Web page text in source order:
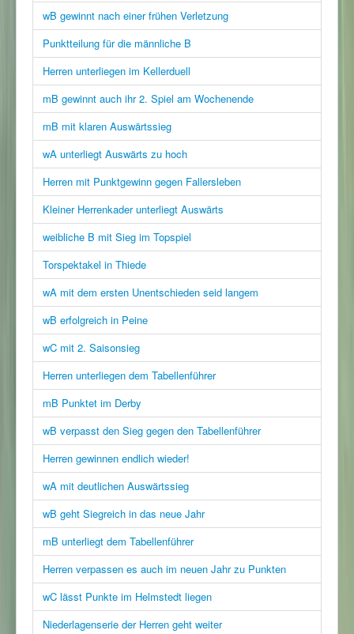
wB gewinnt nach einer frühen Verletzung
Punktteilung für die männliche B
Herren unterliegen im Kellerduell
mB gewinnt auch ihr 2. Spiel am Wochenende
mB mit klaren Auswärtssieg
wA unterliegt Auswärts zu hoch
Herren mit Punktgewinn gegen Fallersleben
Kleiner Herrenkader unterliegt Auswärts
weibliche B mit Sieg im Topspiel
Torspektakel in Thiede
wA mit dem ersten Unentschieden seid langem
wB erfolgreich in Peine
wC mit 2. Saisonsieg
Herren unterliegen dem Tabellenführer
mB Punktet im Derby
wB verpasst den Sieg gegen den Tabellenführer
Herren gewinnen endlich wieder!
wA mit deutlichen Auswärtssieg
wB geht Siegreich in das neue Jahr
mB unterliegt dem Tabellenführer
Herren verpassen es auch im neuen Jahr zu Punkten
wC lässt Punkte im Helmstedt liegen
Niederlagenserie der Herren geht weiter